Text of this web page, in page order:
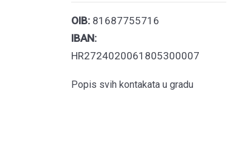
OIB: 81687755716
IBAN:
HR2724020061805300007
Popis svih kontakata u gradu